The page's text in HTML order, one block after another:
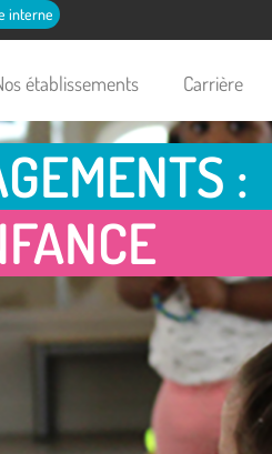
interne
établissements Carrière
: